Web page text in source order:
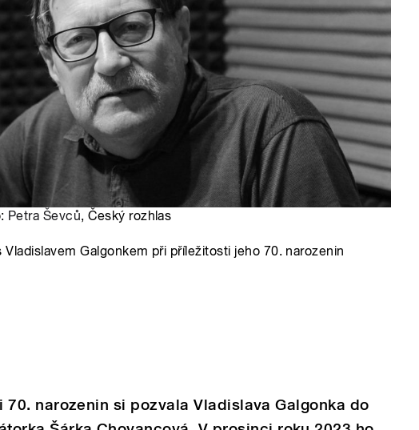
Petra Ševců, Český rozhlas
Galgonkem při příležitosti jeho 70. narozenin
narozenin si pozvala Vladislava Galgonka do